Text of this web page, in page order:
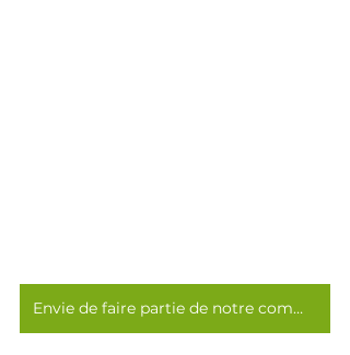
Envie de faire partie de notre communauté ? Cliquez ici !